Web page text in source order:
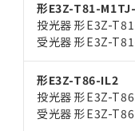
形E3Z-T81-
投光器 形E3Z-
受光器 形E3Z-
形E3Z-T86-IL2
投光器 形E3Z-
受光器 形E3Z-